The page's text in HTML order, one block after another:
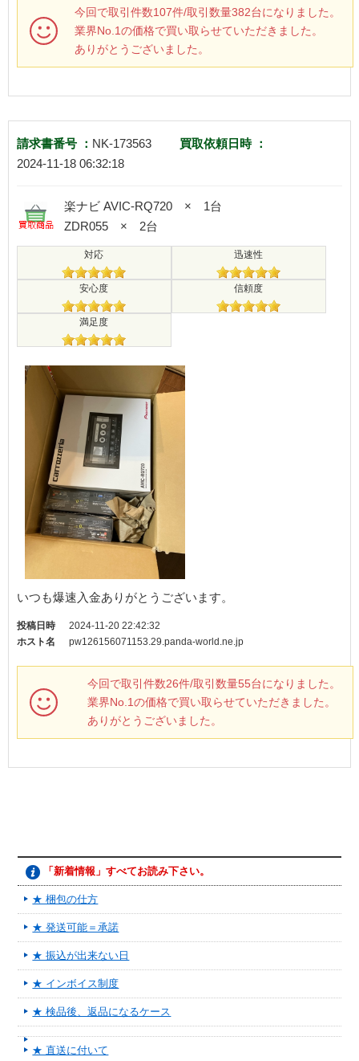
今回で取引件数107件/取引数量382台になりました。
業界No.1の価格で買い取らせていただきました。
ありがとうございました。
請求書番号 ： NK-173563
買取依頼日時 ：
2024-11-18 06:32:18
楽ナビ AVIC-RQ720 × 1台
ZDR055 × 2台
対応 迅速性
安心度 信頼度
満足度
いつも爆速入金ありがとうございます。
投稿日時
2024-11-20 22:42:32
ホスト名
pw126156071153.29.panda-world.ne.jp
今回で取引件数26件/取引数量55台になりました。
業界No.1の価格で買い取らせていただきました。
ありがとうございました。
「新着情報」すべてお読み下さい。
★ 梱包の仕方
★ 発送可能＝承諾
★ 振込が出来ない日
★ インボイス制度
★ 検品後、返品になるケース
★ 直送に付いて